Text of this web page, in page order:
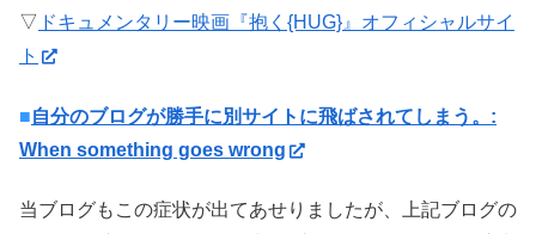
▽ ドキュメンタリー映画『抱く{HUG}』オフィシャルサイ
ト
■自分のブログが勝手に別サイトに飛ばされてしまう。:
When something goes wrong
当ブログもこの症状が出てあせりましたが、上記ブログの